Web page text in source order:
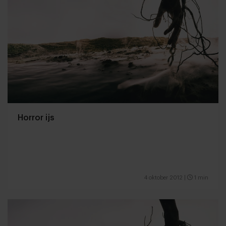
Horror ijs
4 oktober 2012 1 min